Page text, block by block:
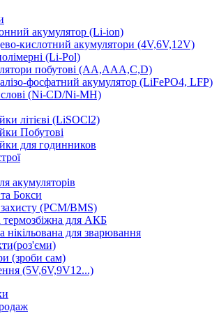
акумулятор (Li-ion)
кислотний акумулятори (4V,6V,12V)
(Li-Pol)
побутові (AA,AAA,C,D)
фосфатний акумулятор (LiFePO4, LFP)
(Ni-CD/Ni-MH)
літієві (LiSOCl2)
Побутові
для годинников
акумуляторів
Бокси
(PCM/BMS)
термозбіжна для АКБ
нікільована для зварювання
(зроби сам)
(5V,6V,9V12...)